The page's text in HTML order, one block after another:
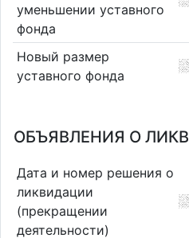
уменьшении уставного
фонда
Новый размер
уставного фонда
ОБЪЯВЛЕНИЯ О
Дата и номер решения о
ликвидации
(прекращении
деятельности)